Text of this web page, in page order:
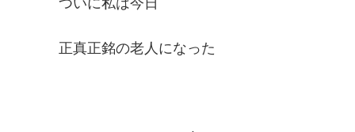
正真正銘の老人になった